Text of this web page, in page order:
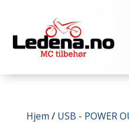
Hjem / USB - POWER